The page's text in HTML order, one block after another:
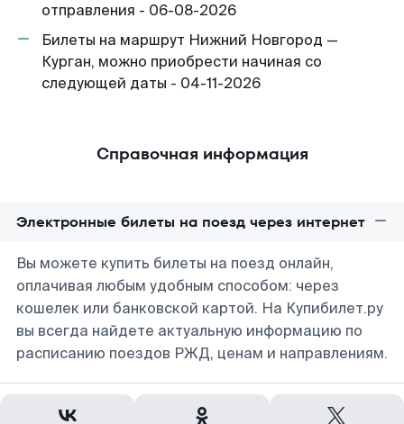
отправления - 06-08-2026
Билеты на маршрут Нижний Новгород —
Курган, можно приобрести начиная со
следующей даты - 04-11-2026
Справочная информация
Электронные билеты на поезд через интернет
Вы можете купить билеты на поезд онлайн,
оплачивая любым удобным способом: через
кошелек или банковской картой. На Купибилет.ру
вы всегда найдете актуальную информацию по
расписанию поездов РЖД, ценам и направлениям.